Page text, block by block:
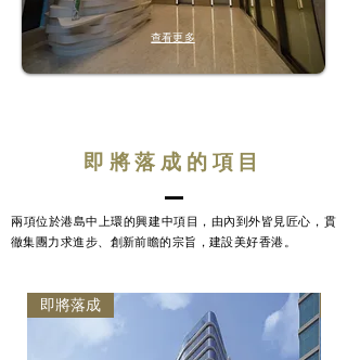
查看更多
即將落成的項目
兩項位於港島中上環的興建中項目，由內到外皆見匠心，貫
徹集團力求進步、創新前瞻的宗旨，建設美好香港。
即將落成